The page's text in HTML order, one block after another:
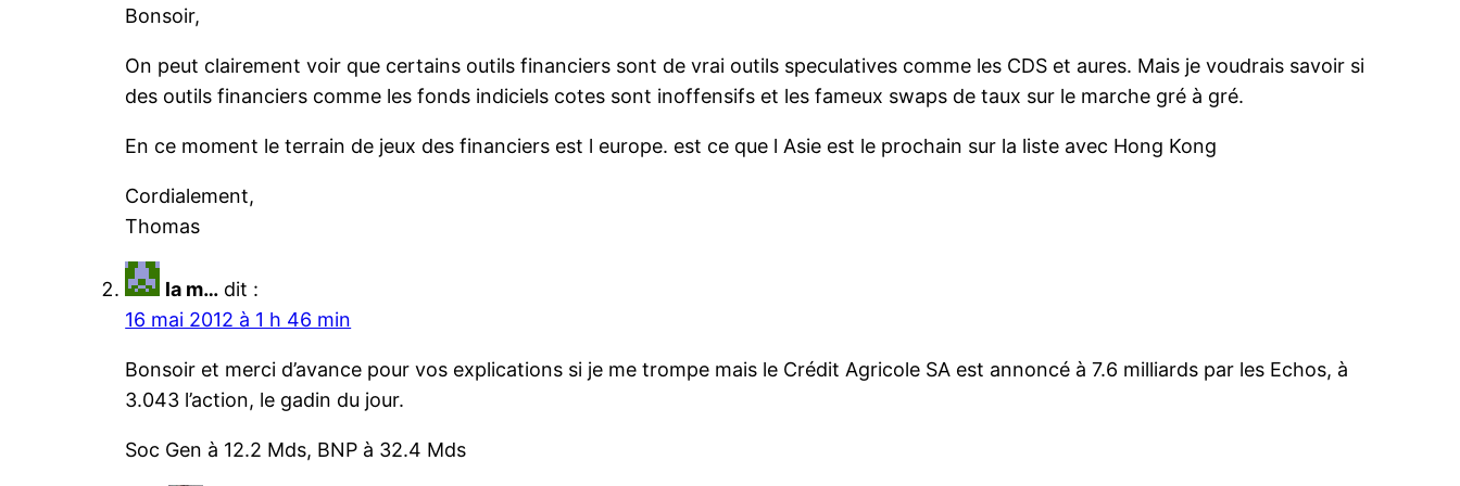
Bonsoir,
On peut clairement voir que certains outils financiers sont de vrai outils speculatives comme les CDS et aures. Mais je voudrais savoir si
des outils financiers comme les fonds indiciels cotes sont inoffensifs et les fameux swaps de taux sur le marche gré à gré.
En ce moment le terrain de jeux des financiers est l europe. est ce que l Asie est le prochain sur la liste avec Hong Kong
Cordialement,
Thomas
la m… dit :
16 mai 2012 à 1 h 46 min
Bonsoir et merci d’avance pour vos explications si je me trompe mais le Crédit Agricole SA est annoncé à 7.6 milliards par les Echos, à
3.043 l’action, le gadin du jour.
Soc Gen à 12.2 Mds, BNP à 32.4 Mds